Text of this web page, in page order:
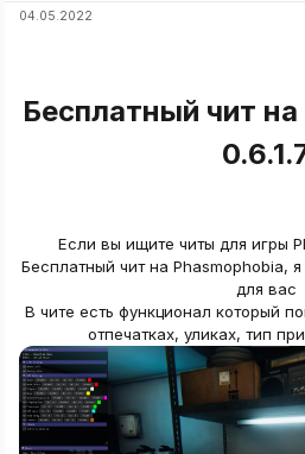
04.05.2022
Бесплатный чит
Если вы ищите читы для игры
Бесплатный чит на Phasmophobia,
для вас
В чите есть функционал который
отпечатках, уликах, тип